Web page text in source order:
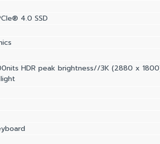
4.0 SSD
HDR peak brightness//3K (2880 x